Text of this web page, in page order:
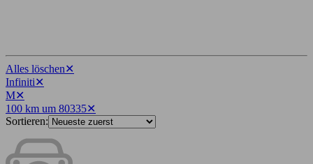
Alles löschen✕
Infiniti✕
M✕
100 km um 80335✕
Sortieren: